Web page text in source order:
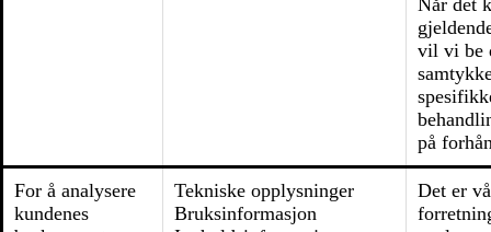
Når det
vil vi be
på
For å analysere
kundenes
Tekniske opplysninger
Bruksinformasjon
Det er